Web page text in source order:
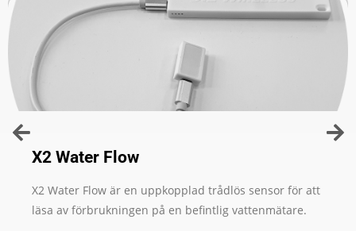
X2 Water Flow
X2 Water Flow är en uppkopplad trådlös sensor för att
läsa av förbrukningen på en befintlig vattenmätare.